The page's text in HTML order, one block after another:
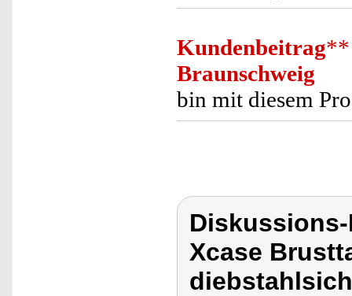
Kundenbeitrag**
Braunschweig
bin mit diesem
Xcase